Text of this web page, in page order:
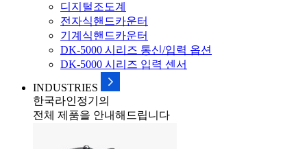
디지털조도계
전자식핸드카운터
기계식핸드카운터
DK-5000 시리즈 통신/입력 옵션
DK-5000 시리즈 입력 센서
INDUSTRIES
한국라인정기의
전체 제품을 안내해드립니다